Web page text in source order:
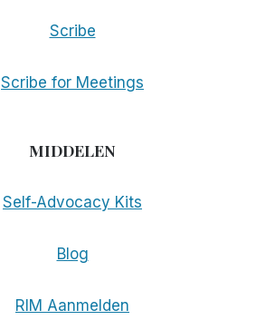
Scribe
Scribe for Meetings
MIDDELEN
Self-Advocacy Kits
Blog
RIM Aanmelden